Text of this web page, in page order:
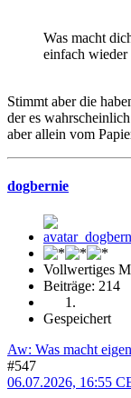
Was macht
einfach wieder
Stimmt aber die
der es
aber allein vom
dogbernie
Vollwertiges
Beiträge: 214
Gespeichert
Aw: Was macht
#547
06.07.2026, 16:55